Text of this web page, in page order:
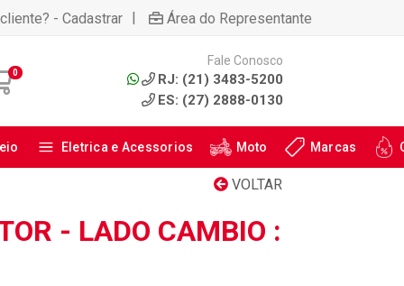
- Cadastrar | Área do Representante
0
Fale Conosco
RJ: (21) 3483-5200
ES: (27) 2888-0130
Eletrica e Acessorios Moto Marcas
VOLTAR
- LADO CAMBIO :